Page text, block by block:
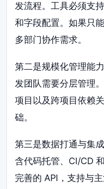
发流程。工具必须支
和字段配置。如果只
多部门协作需求。
第二是规模化管理能
发团队需要分层管理
项目以及跨项目依赖
础。
第三是数据打通与集
含代码托管、CI/CD
完善的 API，支持与